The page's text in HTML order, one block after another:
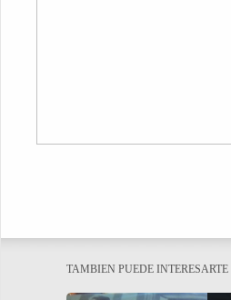
TAMBIEN PUEDE